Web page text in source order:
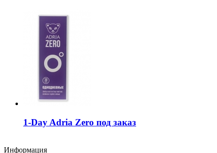
1-Day Adria Zero под заказ
Информация